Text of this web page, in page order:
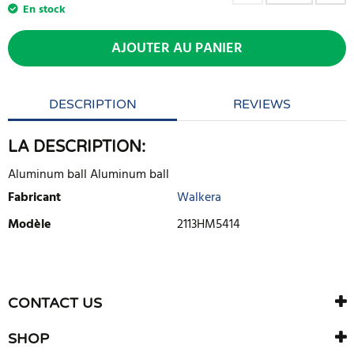
En stock
AJOUTER AU PANIER
DESCRIPTION REVIEWS
LA DESCRIPTION:
Aluminum ball Aluminum ball
Fabricant
Walkera
Modèle
2113HM5414
Il n'y a aucun avis sur ce produit. Soyez le premier à écrire un
avis
CONTACT US
SHOP